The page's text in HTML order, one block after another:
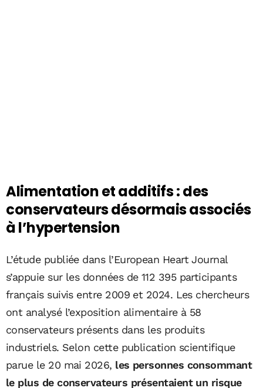
Alimentation et additifs : des
conservateurs désormais associés
à l’hypertension
L’étude publiée dans l’European Heart Journal
s’appuie sur les données de 112 395 participants
français suivis entre 2009 et 2024. Les chercheurs
ont analysé l’exposition alimentaire à 58
conservateurs présents dans les produits
industriels. Selon cette publication scientifique
parue le 20 mai 2026, les personnes consommant
le plus de conservateurs présentaient un risque